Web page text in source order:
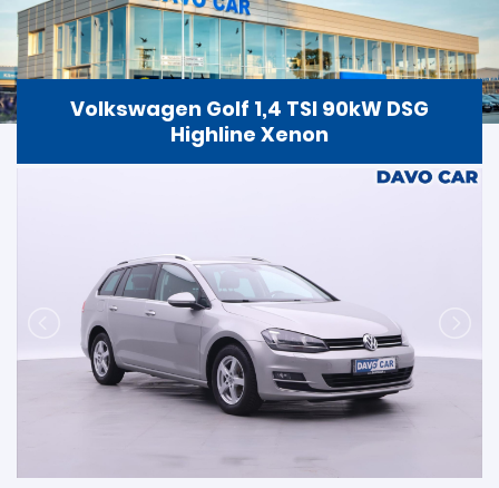
Volkswagen Golf 1,4 TSI 90kW DSG
Highline Xenon